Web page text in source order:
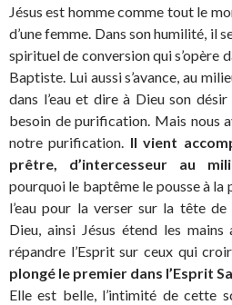
Jésus est homme comme tout le
d’une femme. Dans son humilité, il
spirituel de conversion qui s’opère
Baptiste. Lui aussi s’avance, au
dans l’eau et dire à Dieu son
besoin de purification. Mais nous
notre purification. Il vient
prêtre, d’intercesseur au
pourquoi le baptême le pousse à la
l’eau pour la verser sur la tête de
Dieu, ainsi Jésus étend les
répandre l’Esprit sur ceux qui
plongé le premier dans l’Esprit
Elle est belle, l’intimité de cette